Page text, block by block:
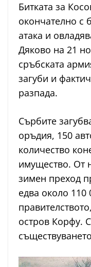
Битката за
окончателно с
атака и
Дяково на 21
сръбската
загуби и
разпада.
Сърбите
оръдия, 150
количество
имущество. От
зимен преход
едва около
остров Корфу.